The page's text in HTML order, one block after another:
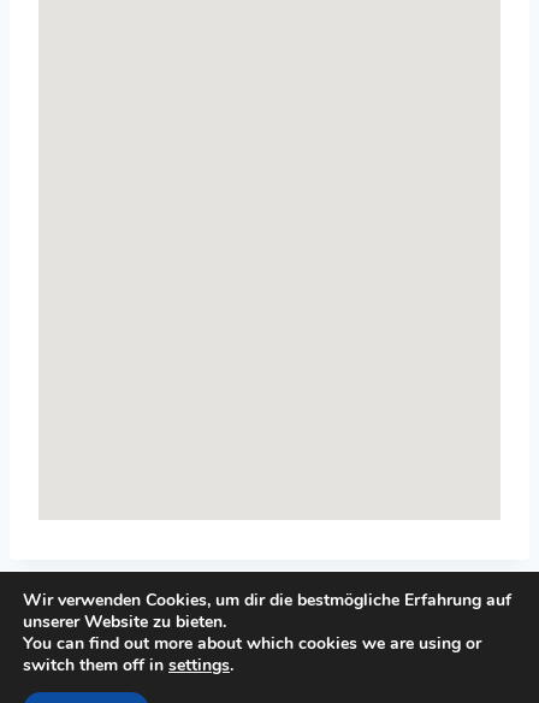
© 2026 Top-Systemisches-Coaching.de
Wir verwenden Cookies, um dir die bestmögliche Erfahrung auf
unserer Website zu bieten.
You can find out more about which cookies we are using or
switch them off in settings.